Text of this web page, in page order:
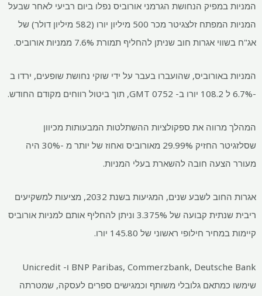
המניות במפיק הנחושת הגרמני אורוביס נפלו ביום רביעי לאחר שבעל
המניות המפתח זלצגיטר מכר 500 מיליון יורו (582 מיליון דולר) של
אג"ח בשווי אגרות חוב שניתן להחליף תמורת 7.6% ממניות אורוביס.
המניות באורוביס, שהועברו בעבר על ידי שוקי נחושת שופעים, ירדו ב
-6.7% ל 108.2 יורו ב- 0752 GMT, תוך ביטול רווחים מקודם החודש.
המהלך מרווה את ספקולציות ההשתלטות המבעותות מכיוון
שסלזגיטר החזיק 29.99% מאורוביס ואחוז של יותר מ -30% היה
מעורר הצעה חובה להשארת בעלי המניות.
אגרות החוב לשבע שנים, המגיעות בשנת 2032, מציעות למשקיעים
ריבית שנתית קבועה של 3.375% וניתן להחליף אותם למניות אורוביס
קיימות במחיר חילופי ראשוני של 145.80 יורו.
BNP Paribas, Commerzbank, Deutsche Bank ו- Unicredit
שימשו כמתאם גלובלי משותף וכמגישים ספרים לעסקה, שמטרתה